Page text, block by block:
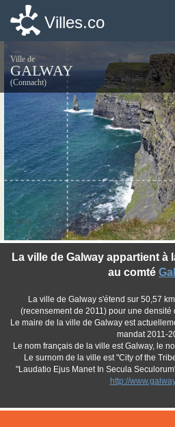
Villes.co
Ville de
GALWAY
(Connacht)
La ville de Galway appartient à
au comté
La ville de Galway s'étend sur 50,57
(recensement de 2011) pour une densité
Le maire de la ville de Galway est
mandat 2011-
Le nom français de la ville est Galway, le
Le surnom de la ville est "City of the
"Laudatio Ejus Manet In Secula
http://
Villes.co